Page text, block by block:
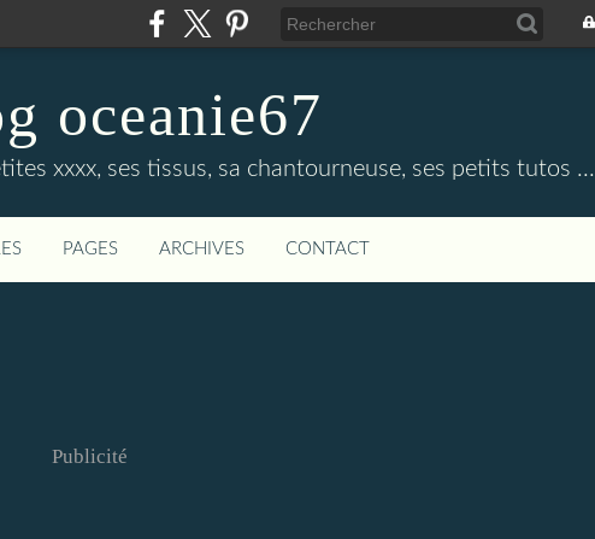
oceanie67
xxxx, ses tissus, sa chantourneuse, ses petits tutos ...
PAGES ARCHIVES CONTACT
Publicité